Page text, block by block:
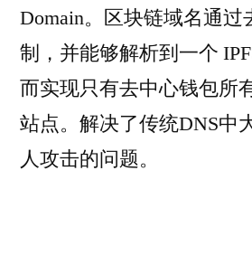
Domain。区块链域名通过
制，并能够解析到一个
而实现只有去中心钱包所
站点。解决了传统DNS中
人攻击的问题。